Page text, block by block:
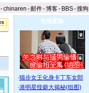
-chinaren -邮件-博客- BBS-搜狗
热辣图集
·猫步女王化身卡丁车女郎
·港明星怪癖大揭秘(组图)